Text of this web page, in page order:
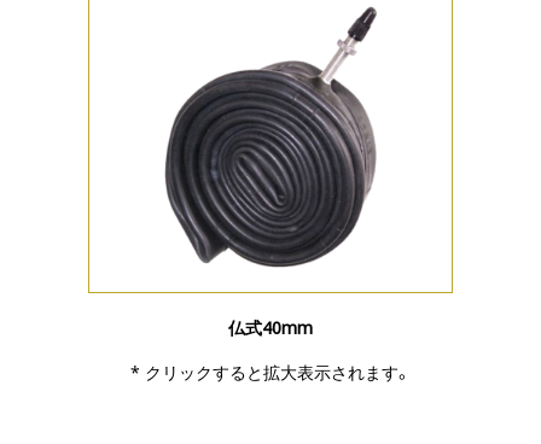
仏式40mm
* クリックすると拡大表示されます。